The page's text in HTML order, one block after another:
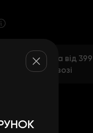
доставка від
при самовивозі